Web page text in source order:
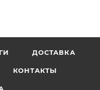
ДОСТАВКА
КОНТАКТЫ